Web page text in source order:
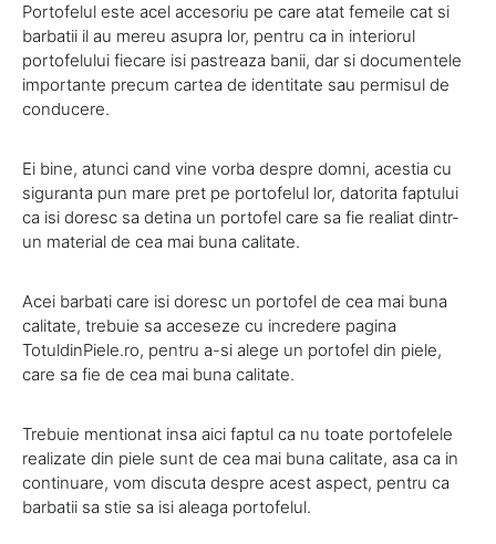
Portofelul este acel accesoriu pe care atat femeile cat si
barbatii il au mereu asupra lor, pentru ca in interiorul
portofelului fiecare isi pastreaza banii, dar si documentele
importante precum cartea de identitate sau permisul de
conducere.
Ei bine, atunci cand vine vorba despre domni, acestia cu
siguranta pun mare pret pe portofelul lor, datorita faptului
ca isi doresc sa detina un portofel care sa fie realiat dintr-
un material de cea mai buna calitate.
Acei barbati care isi doresc un portofel de cea mai buna
calitate, trebuie sa acceseze cu incredere pagina
TotuldinPiele.ro, pentru a-si alege un portofel din piele,
care sa fie de cea mai buna calitate.
Trebuie mentionat insa aici faptul ca nu toate portofelele
realizate din piele sunt de cea mai buna calitate, asa ca in
continuare, vom discuta despre acest aspect, pentru ca
barbatii sa stie sa isi aleaga portofelul.